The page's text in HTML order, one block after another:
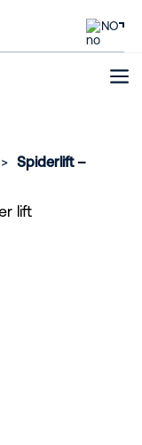
NO
> Spiderlift –